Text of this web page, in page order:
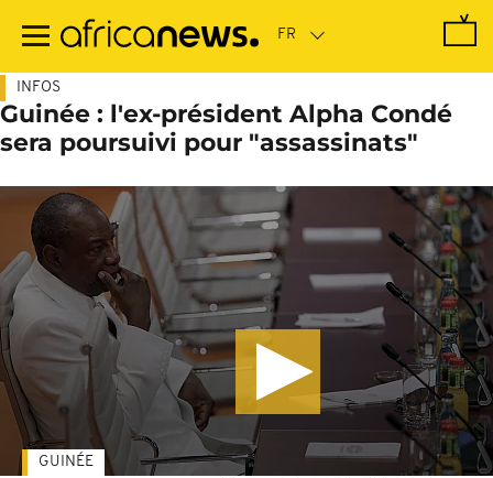
contenu
INFOS
Guinée : l'ex-président Alpha Condé
sera poursuivi pour "assassinats"
GUINÉE